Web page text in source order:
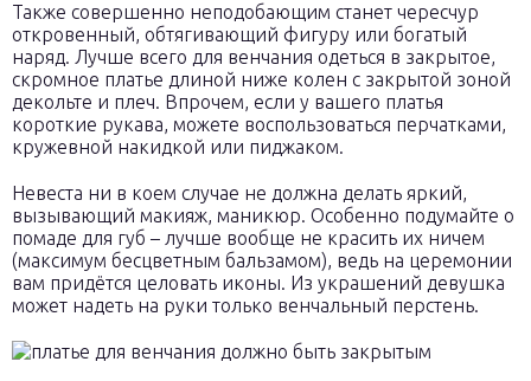
Также совершенно неподобающим станет чересчур
откровенный, обтягивающий фигуру или богатый
наряд. Лучше всего для венчания одеться в закрытое,
скромное платье длиной ниже колен с закрытой зоной
декольте и плеч. Впрочем, если у вашего платья
короткие рукава, можете воспользоваться перчатками,
кружевной накидкой или пиджаком.
Невеста ни в коем случае не должна делать яркий,
вызывающий макияж, маникюр. Особенно подумайте о
помаде для губ – лучше вообще не красить их ничем
(максимум бесцветным бальзамом), ведь на церемонии
вам придётся целовать иконы. Из украшений девушка
может надеть на руки только венчальный перстень.